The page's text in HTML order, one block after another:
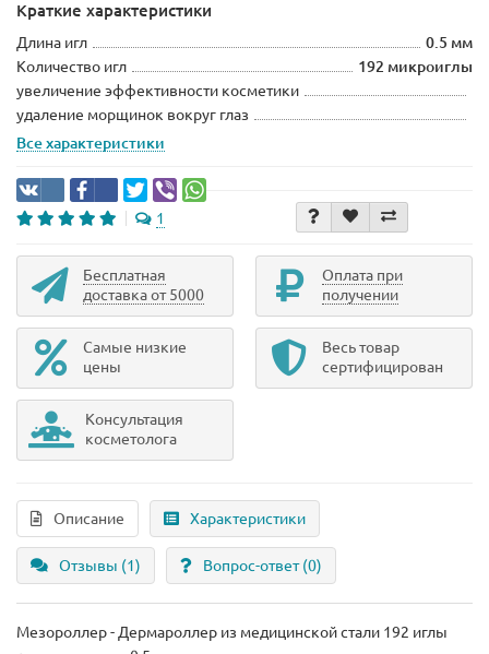
Краткие характеристики
Длина игл
0.5 мм
Количество игл
192 микроиглы
увеличение эффективности косметики
удаление морщинок вокруг глаз
Все характеристики
1
Бесплатная
доставка от 5000
Оплата при
получении
Самые низкие
цены
Весь товар
сертифицирован
Консультация
косметолога
Описание Характеристики
Отзывы (1) Вопрос-ответ(0)
Мезороллер - Дермароллер из медицинской стали 192 иглы